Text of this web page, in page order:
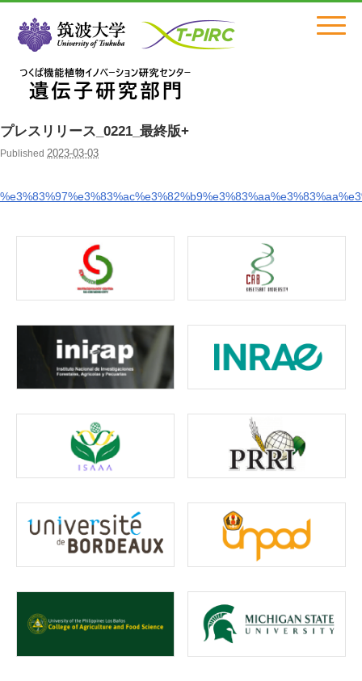
Click
プレスリリース_0221_最終版+
Published 2023-03-03